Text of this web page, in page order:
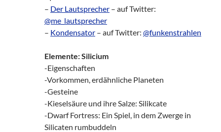
– Der Lautsprecher – auf Twitter:
@me_lautsprecher
– Kondensator – auf Twitter: @funkenstrahlen
Elemente: Silicium
-Eigenschaften
-Vorkommen, erdähnliche Planeten
-Gesteine
-Kieselsäure und ihre Salze: Silikcate
-Dwarf Fortress: Ein Spiel, in dem Zwerge in
Silicaten rumbuddeln